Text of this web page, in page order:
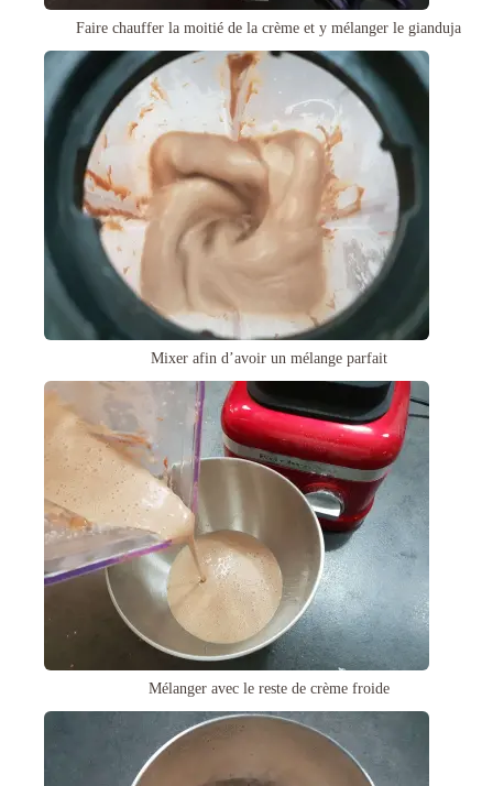
Faire chauffer la moitié de la crème et y mélanger le gianduja
Mixer afin d’avoir un mélange parfait
Mélanger avec le reste de crème froide